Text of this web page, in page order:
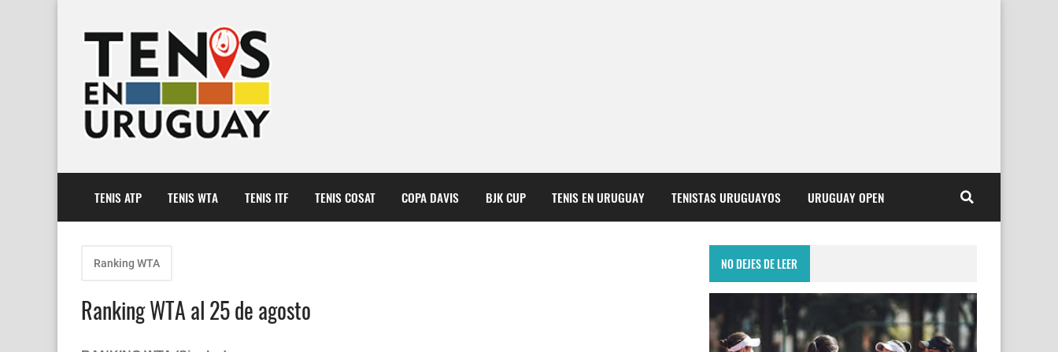
TENIS ATP TENIS WTA TENIS ITF TENIS COSAT COPA DAVIS BJK CUP TENIS EN URUGUAY TENISTAS URUGUAYOS URUGUAY OPEN
Ranking WTA
Ranking WTA al 25 de agosto
NO DEJES DE LEER